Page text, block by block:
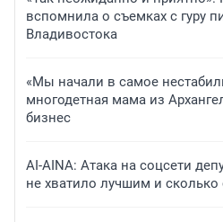
вспомнила о съемках с гуру
Владивостока
«Мы начали в самое
многодетная мама из
бизнес
AI-AINA: Атака на соцсети
не хватило лучшим и сколько